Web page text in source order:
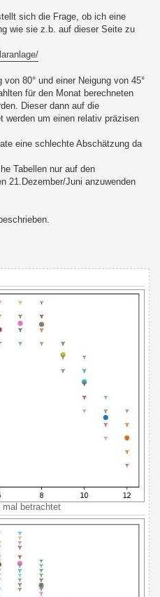
sich die Frage, ob ich eine
wie sie z.b. auf dieser Seite zu
80° und einer Neigung von 45°
für den Monat berechneten
Dieser dann auf die
werden um einen relativ präzisen
eine schlechte Abschätzung da
Tabellen nur auf den
21.Dezember/Juni anzuwenden
mal betrachtet